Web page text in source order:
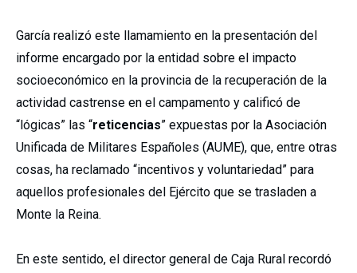
García realizó este llamamiento en la presentación del
informe encargado por la entidad sobre el impacto
socioeconómico en la provincia de la recuperación de la
actividad castrense en el campamento y calificó de
“lógicas” las “reticencias” expuestas por la Asociación
Unificada de Militares Españoles (AUME), que, entre otras
cosas, ha reclamado “incentivos y voluntariedad” para
aquellos profesionales del Ejército que se trasladen a
Monte la Reina.
En este sentido, el director general de Caja Rural recordó